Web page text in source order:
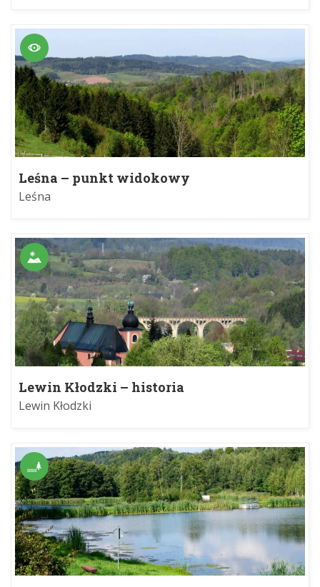
Leśna – punkt widokowy
Leśna
Lewin Kłodzki – historia
Lewin Kłodzki